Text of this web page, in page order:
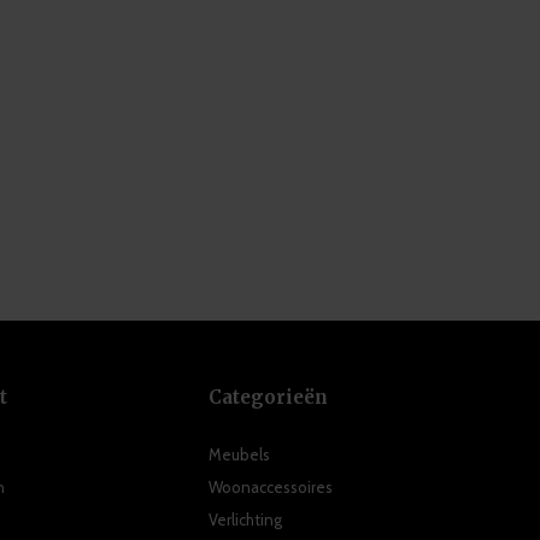
Categorieën
Meubels
Woonaccessoires
Verlichting